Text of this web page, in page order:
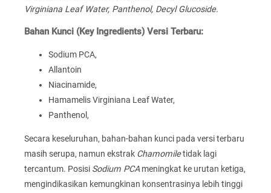
Virginiana Leaf Water, Panthenol, Decyl Glucoside.
Bahan Kunci (Key Ingredients) Versi Terbaru:
Sodium PCA,
Allantoin
Niacinamide,
Hamamelis Virginiana Leaf Water,
Panthenol,
Secara keseluruhan, bahan-bahan kunci pada versi terbaru
masih serupa, namun ekstrak Chamomiletidak lagi
tercantum. Posisi Sodium PCA meningkat ke urutan ketiga,
mengindikasikan kemungkinan konsentrasinya lebih tinggi